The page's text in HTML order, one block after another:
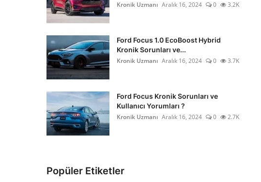
Kronik Uzmanı Aralık 16, 2024 0 3.2K
Ford Focus 1.0 EcoBoost Hybrid
Kronik Sorunları ve...
Kronik Uzmanı Aralık 16, 2024 0 3.7K
Ford Focus Kronik Sorunları ve
Kullanıcı Yorumları ?
Kronik Uzmanı Aralık 16, 2024 0 2.7K
Popüler Etiketler